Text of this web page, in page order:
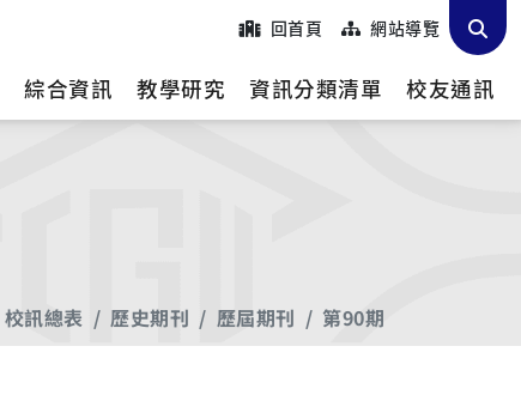
回首頁 網站導覽
綜合資訊 教學研究 資訊分類清單 校友通訊
校訊總表 歷史期刊 歷屆期刊 第90期